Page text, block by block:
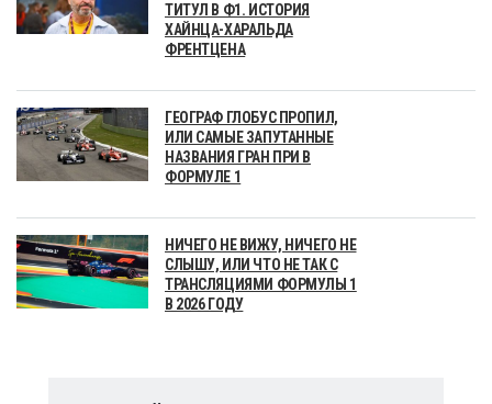
ТИТУЛ В Ф1. ИСТОРИЯ
ХАЙНЦА-ХАРАЛЬДА
ФРЕНТЦЕНА
ГЕОГРАФ ГЛОБУС ПРОПИЛ,
ИЛИ САМЫЕ ЗАПУТАННЫЕ
НАЗВАНИЯ ГРАН ПРИ В
ФОРМУЛЕ 1
НИЧЕГО НЕ ВИЖУ, НИЧЕГО НЕ
СЛЫШУ, ИЛИ ЧТО НЕ ТАК С
ТРАНСЛЯЦИЯМИ ФОРМУЛЫ 1
В 2026 ГОДУ